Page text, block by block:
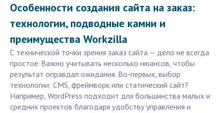
Особенности создания сайта на заказ:
технологии, подводные камни и
преимущества Workzilla
С технической точки зрения заказ сайта — дело не всегда
простое. Важно учитывать несколько нюансов, чтобы
результат оправдал ожидания. Во-первых, выбор
технологии: CMS, фреймворк или статический сайт?
Например, WordPress подходит для большинства малых и
средних проектов благодаря удобству управления и